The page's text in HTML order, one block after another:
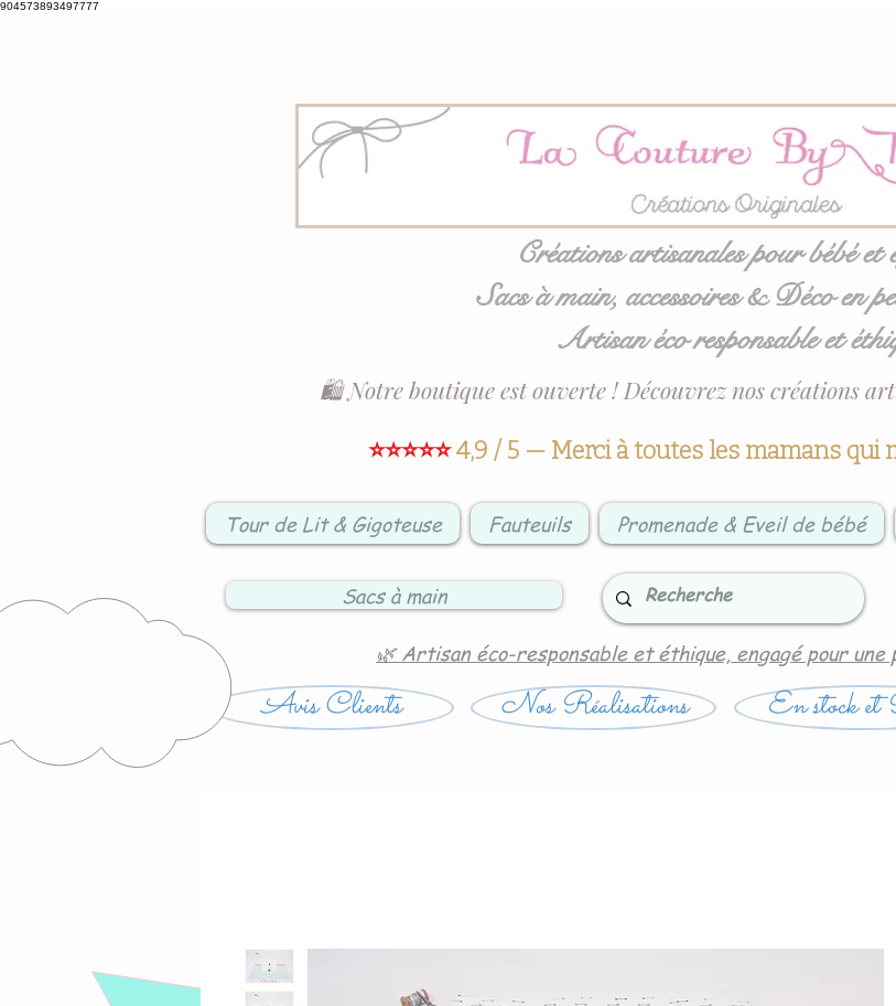
904573893497777
Créations artisanales pour bébé et
Sacs à main, accessoires & Déco en
Artisan éco responsable et
⭐⭐⭐⭐⭐4,9 / 5 — Merci à toutes les mamans qui
🛍️ Notre boutique est ouverte ! Découvrez nos créations
Tour de Lit & Gigoteuse Fauteuils Promenade & Eveil de bébé
Sacs à main
🌿 Artisan éco-responsable et éthique, engagé pour
Avis Clients Nos Réalisations En stock et